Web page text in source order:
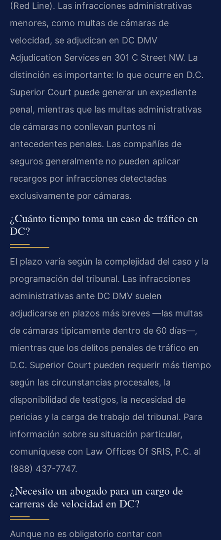
(Red Line). Las infracciones administrativas
menores, como multas de cámaras de
velocidad, se adjudican en DC DMV
Adjudication Services en 301 C Street NW. La
distinción es importante: lo que ocurre en D.C.
Superior Court puede generar un expediente
penal, mientras que las multas administrativas
de cámaras no conllevan puntos ni
antecedentes penales. Las compañías de
seguros generalmente no pueden aplicar
recargos por infracciones detectadas
exclusivamente por cámaras.
¿Cuánto tiempo toma un caso de tráfico en
DC?
El plazo varía según la complejidad del caso y la
programación del tribunal. Las infracciones
administrativas ante DC DMV suelen
adjudicarse en plazos más breves —las multas
de cámaras típicamente dentro de 60 días—,
mientras que los delitos penales de tráfico en
D.C. Superior Court pueden requerir más tiempo
según las circunstancias procesales, la
disponibilidad de testigos, la necesidad de
pericias y la carga de trabajo del tribunal. Para
información sobre su situación particular,
comuníquese con Law Offices Of SRIS, P.C. al
(888) 437-7747.
¿Necesito un abogado para un cargo de
carreras de velocidad en DC?
Aunque no es obligatorio contar con